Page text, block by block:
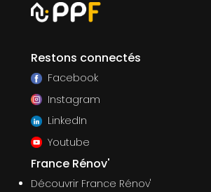
Restons connectés
Facebook
Instagram
LinkedIn
Youtube
France Rénov'
Découvrir France Rénov'